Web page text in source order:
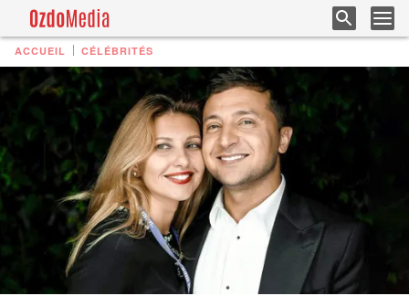
ACCUEIL CÉLÉBRITÉS